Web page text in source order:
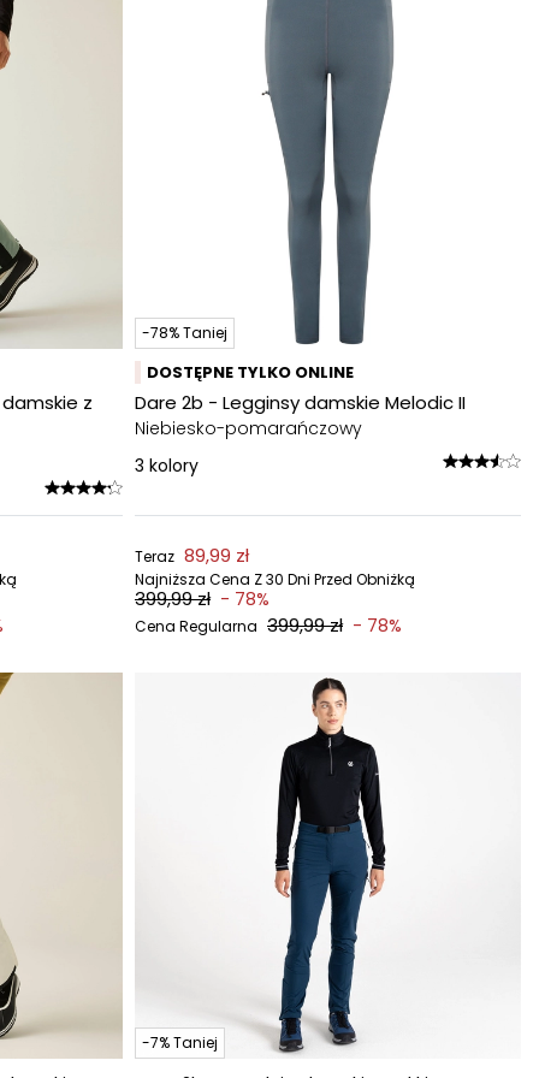
z
-78% Taniej
DOSTĘPNE TYLKO ONLINE
Dare 2b - Legginsy damskie Melodic II
Niebiesko-pomarańczowy
3 kolory
Teraz 89,99 zł
Najniższa Cena Z 30 Dni Przed Obniżką
399,99 zł - 78%
Cena Regularna 399,99 zł - 78%
-7% Taniej